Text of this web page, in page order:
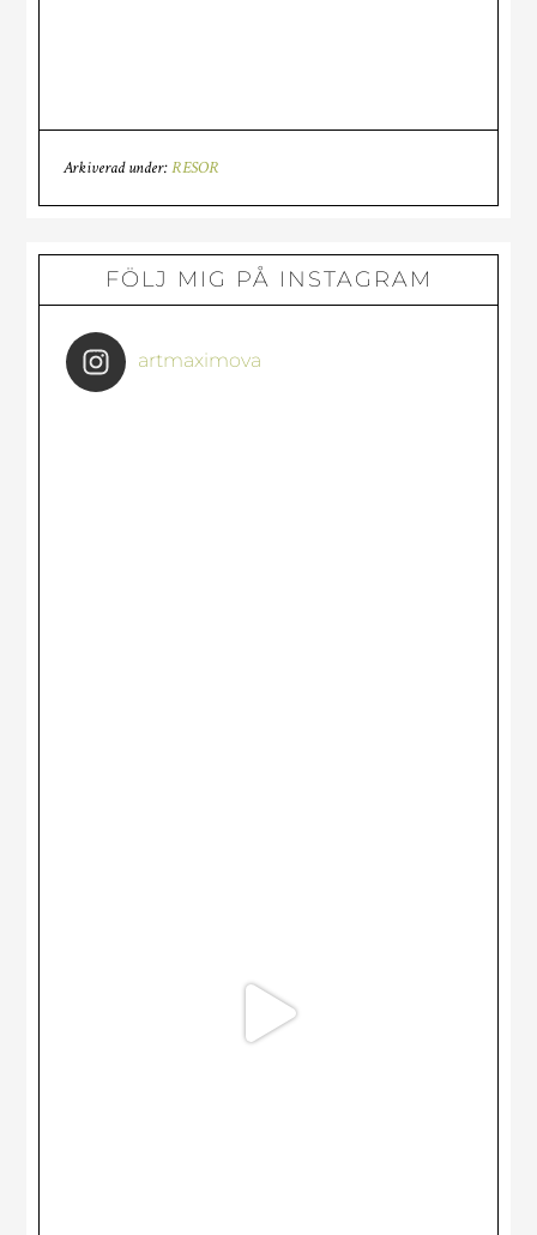
Arkiverad under:RESOR
Primärt
sidofält
FÖLJ MIG PÅ INSTAGRAM
artmaximova